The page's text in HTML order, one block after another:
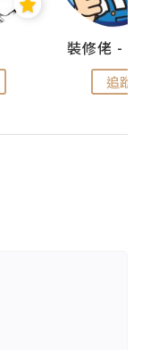
追蹤